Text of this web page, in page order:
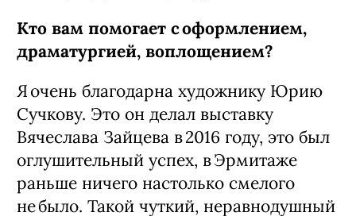
Кто вам помогает с оформлением,
драматургией, воплощением?
Я очень благодарна художнику Юрию
Сучкову. Это он делал выставку
Вячеслава Зай­цева в 2016 году, это был
оглушительный успех, в Эрмитаже
раньше ничего настолько смелого
не было. Такой чуткий, неравнодушный